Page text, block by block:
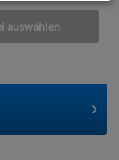
auswählen